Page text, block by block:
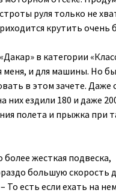
руля только не
крутить очень
в категории
меня, и для машины. Но
в этом зачете. Даже
них ездили 180 и даже
полета и прыжка при
жесткая подвеска,
большую скорость
То есть если ехать на